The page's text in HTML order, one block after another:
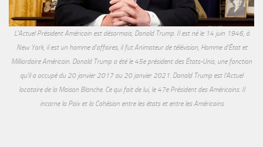
L'Actuel Président Américain est désormais, Donald Trump. Il est né le 14 juin 1946, à
New York, il est un homme d'affaires, il fut Animateur de télévision, Homme d'État et
Milliardaire Américain. Donald Trump a été le 45e président des États-Unis, une fonction
qu'il a occupé du 20 janvier 2017 au 20 janvier 2021. Donald Trump est l'Actuel
locataire de la Maison Blanche. Ce qui fait de lui, le 47e Président des Américains. Il
incarne la Paix et la Cohésion entre les états et entre les Américains